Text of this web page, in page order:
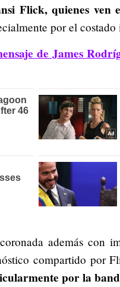
Flick, quienes
por el
de James
además con
compartido por
por la